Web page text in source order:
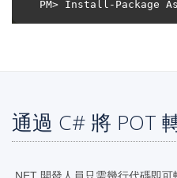
通過 C# 將 POT
.NET 開發人員只需幾行代碼即